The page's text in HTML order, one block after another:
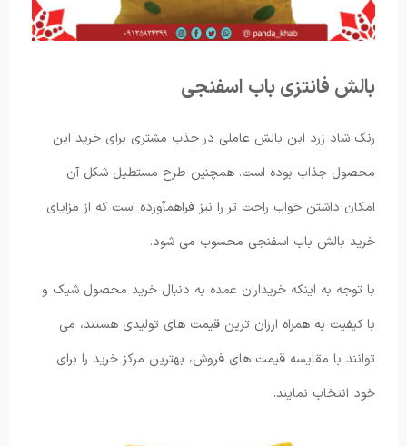
بالش فانتزی باب اسفنجی
رنگ شاد زرد این بالش عاملی در جذب مشتری برای خرید این
محصول جذاب بوده است. همچنین طرح مستطیل شکل آن
امکان داشتن خواب راحت تر را نیز فراهمآورده است که از مزایای
خرید بالش باب اسفنجی محسوب می شود.
با توجه به اینکه خریداران عمده به‌ دنبال خرید محصول شیک و
با کیفیت به همراه ارزان ترین قیمت های تولیدی هستند، می
توانند با مقایسه قیمت های فروش، بهترین مرکز خرید را برای
خود انتخاب نمایند.